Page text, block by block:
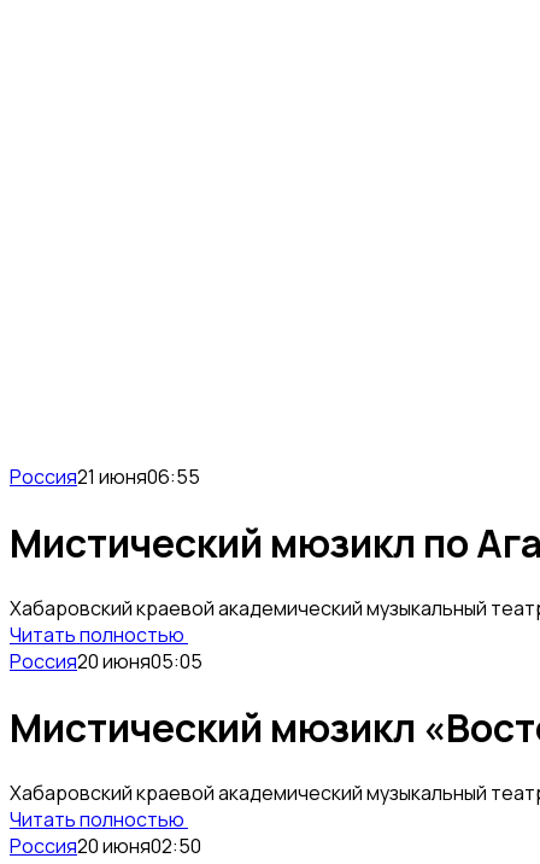
Россия21 июня06:55
Мистический мюзикл по
Хабаровский краевой академический музыкальный
Читать полностью
Россия20 июня05:05
Мистический мюзикл
Хабаровский краевой академический музыкальный
Читать полностью
Россия20 июня02:50